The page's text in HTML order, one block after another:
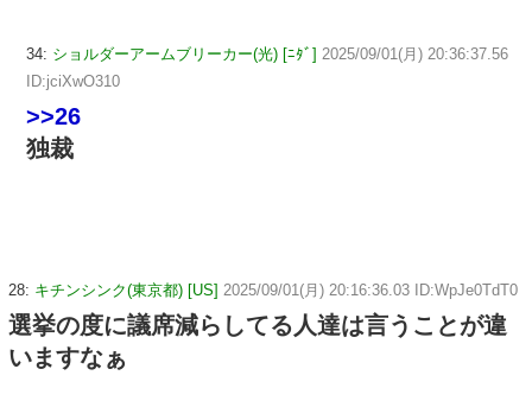
34: ショルダーアームブリーカー(光) [ﾆﾀﾞ] 2025/09/01(月) 20:36:37.56
ID:jciXwO310
>>26
独裁
28: キチンシンク(東京都) [US] 2025/09/01(月) 20:16:36.03 ID:WpJe0TdT0
選挙の度に議席減らしてる人達は言うことが違
いますなぁ